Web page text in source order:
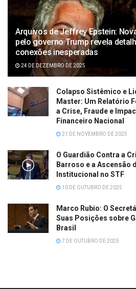
Arquivos de Jeffrey Epstein:
pelo governo Trump revela
conexões inesperadas
24 DE DEZEMBRO DE 2025
Colapso Sistêmico e
Master: Um Relatório
a Crise, Fraude e
Financeiro Nacional
21 DE NOVEMBRO DE 2025
O Guardião Contra a
Barroso e a Ascensão
Institucional no STF
10 DE OUTUBRO DE 2025
Marco Rubio: O
Suas Posições sobre
Brasil
7 DE OUTUBRO DE 2025